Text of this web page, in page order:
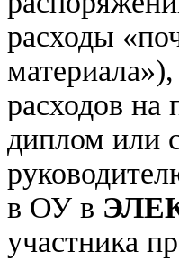
расходы
расходов на
диплом или
в ОУ в
участника